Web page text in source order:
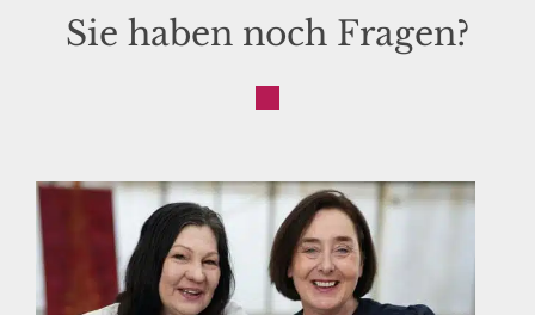
Sie haben noch Fragen?